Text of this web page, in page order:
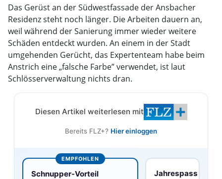
Das Gerüst an der Südwestfassade der Ansbacher
Residenz steht noch länger. Die Arbeiten dauern an,
weil während der Sanierung immer wieder weitere
Schäden entdeckt wurden. An einem in der Stadt
umgehenden Gerücht, das Expertenteam habe beim
Anstrich eine „falsche Farbe” verwendet, ist laut
Schlösserverwaltung nichts dran.
Diesen Artikel weiterlesen mit
Bereits FLZ+? Hier einloggen
Jahrespass
EMPFOHLEN
Schnupper-Vorteil